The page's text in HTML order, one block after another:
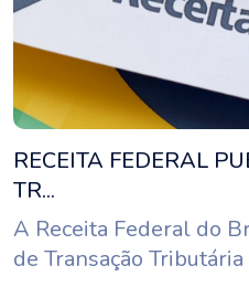
RECEITA FEDERAL
TR...
A Receita Federal do
de Transação Tributária